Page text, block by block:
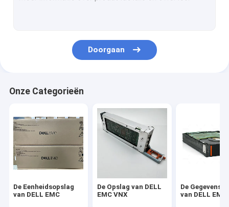
Doorgaan
Onze Categorieën
De Eenheidsopslag
van DELL EMC
De Opslag van DELL
EMC VNX
De
van DELL EMC